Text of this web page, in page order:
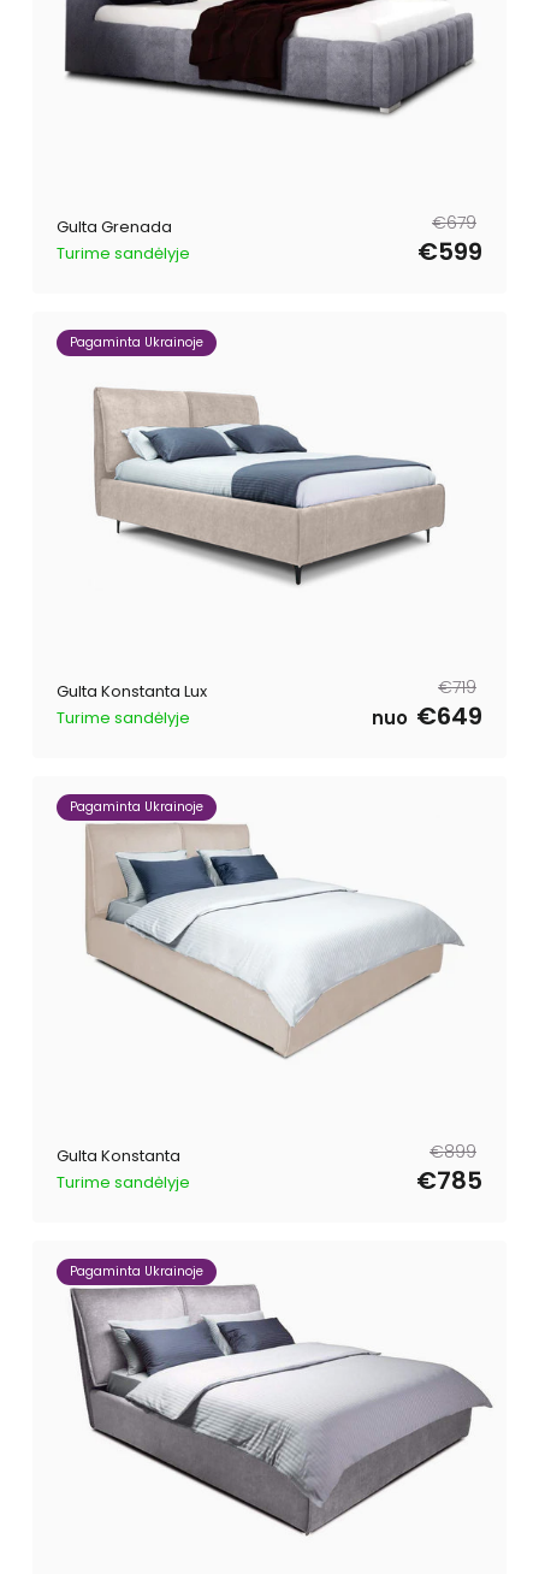
Gulta Grenada
Turime sandėlyje
Parastā€679
Pārdošanas
€599
Pagaminta Ukrainoje
Gulta Konstanta Lux
Turime sandėlyje
Parastā
cena
€719
Pārdošanas
cena
nuo €649
Pagaminta Ukrainoje
Gulta Konstanta
Turime sandėlyje
Parastā
cena
€899
Pārdošanas
cena€785
Pagaminta Ukrainoje